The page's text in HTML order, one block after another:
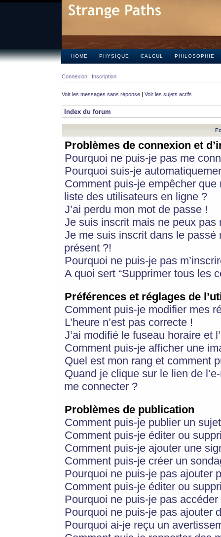
HOME PHYSIQUE CALCUL PHILOSOPHIE
Connexion Inscription
Voir les messages sans réponse | Voir les sujets actifs
Index du forum
Problèmes de connexion et
Pourquoi ne puis-je pas me
Pourquoi suis-je
Comment puis-je empêcher
liste des utilisateurs en ligne ?
J’ai perdu mon mot de passe !
Je suis inscrit mais ne peux pas
Je me suis inscrit dans le
présent ?!
Pourquoi ne puis-je pas
A quoi sert “Supprimer tous les
Préférences et réglages de
Comment puis-je modifier mes
L’heure n’est pas correcte !
J’ai modifié le fuseau horaire et
Comment puis-je afficher une
Quel est mon rang et comment
Quand je clique sur le lien de
me connecter ?
Problèmes de publication
Comment puis-je publier un
Comment puis-je éditer ou
Comment puis-je ajouter une
Comment puis-je créer un
Pourquoi ne puis-je pas ajouter
Comment puis-je éditer ou
Pourquoi ne puis-je pas
Pourquoi ne puis-je pas ajouter
Pourquoi ai-je reçu un